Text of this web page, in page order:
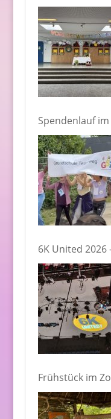
Spendenlauf
6K United 2026
Frühstück im